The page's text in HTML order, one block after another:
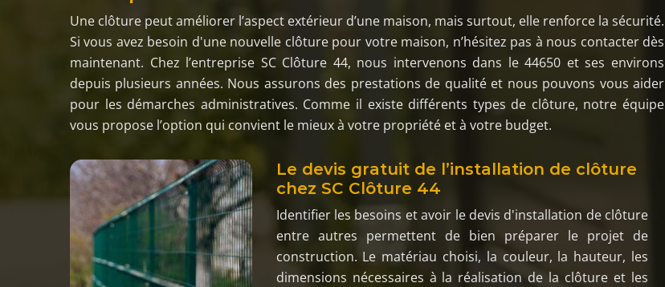
Une clôture peut améliorer l’aspect extérieur d’une maison, mais surtout, elle renforce la sécurité.
Si vous avez besoin d'une nouvelle clôture pour votre maison, n’hésitez pas à nous contacter dès
maintenant. Chez l’entreprise SC Clôture 44, nous intervenons dans le 44650 et ses environs
depuis plusieurs années. Nous assurons des prestations de qualité et nous pouvons vous aider
pour les démarches administratives. Comme il existe différents types de clôture, notre équipe
vous propose l’option qui convient le mieux à votre propriété et à votre budget.
Le devis gratuit de l’installation de clôture
chez SC Clôture 44
Identifier les besoins et avoir le devis d'installation de clôture
entre autres permettent de bien préparer le projet de
construction. Le matériau choisi, la couleur, la hauteur, les
dimensions nécessaires à la réalisation de la clôture et les